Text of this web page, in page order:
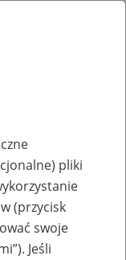
pliki
(przycisk
swoje
Jeśli